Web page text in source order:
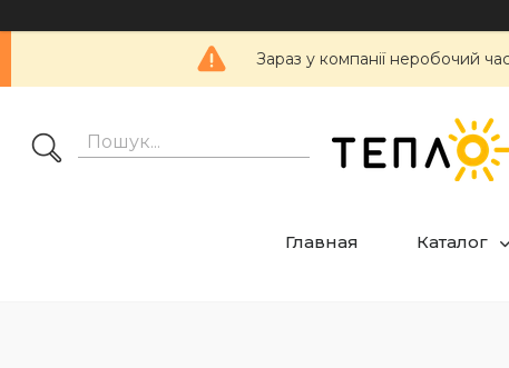
Зараз у компанії неробочий
Главная Каталог